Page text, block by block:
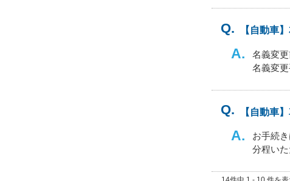
【自動車
名義変
名義変
【自動車
お手続
分程い